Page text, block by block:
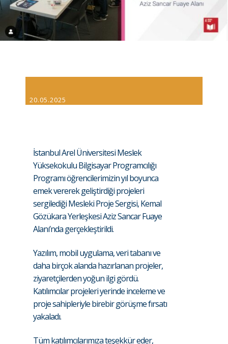
20.05.2025
İstanbul Arel Üniversitesi Meslek
Yüksekokulu Bilgisayar Programcılığı
Programı öğrencilerimizin yıl boyunca
emek vererek geliştirdiği projeleri
sergilediği Mesleki Proje Sergisi, Kemal
Gözükara Yerleşkesi Aziz Sancar Fuaye
Alanı’nda gerçekleştirildi.
Yazılım, mobil uygulama, veri tabanı ve
daha birçok alanda hazırlanan projeler,
ziyaretçilerden yoğun ilgi gördü.
Katılımcılar projeleri yerinde inceleme ve
proje sahipleriyle birebir görüşme fırsatı
yakaladı.
Tüm katılımcılarımıza teşekkür eder,